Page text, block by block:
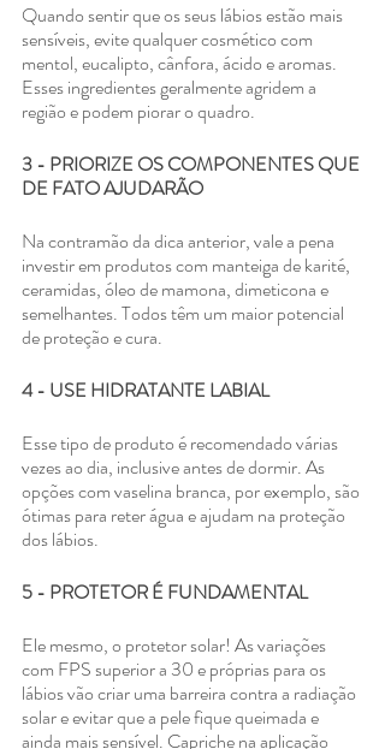
Quando sentir que os seus lábios estão mais
sensíveis, evite qualquer cosmético com
mentol, eucalipto, cânfora, ácido e aromas.
Esses ingredientes geralmente agridem a
região e podem piorar o quadro.
3 - PRIORIZE OS COMPONENTES QUE
DE FATO AJUDARÃO
Na contramão da dica anterior, vale a pena
investir em produtos com manteiga de karité,
ceramidas, óleo de mamona, dimeticona e
semelhantes. Todos têm um maior potencial
de proteção e cura.
4 - USE HIDRATANTE LABIAL
Esse tipo de produto é recomendado várias
vezes ao dia, inclusive antes de dormir. As
opções com vaselina branca, por exemplo, são
ótimas para reter água e ajudam na proteção
dos lábios.
5 - PROTETOR É FUNDAMENTAL
Ele mesmo, o protetor solar! As variações
com FPS superior a 30 e próprias para os
lábios vão criar uma barreira contra a radiação
solar e evitar que a pele fique queimada e
ainda mais sensível. Capriche na aplicação